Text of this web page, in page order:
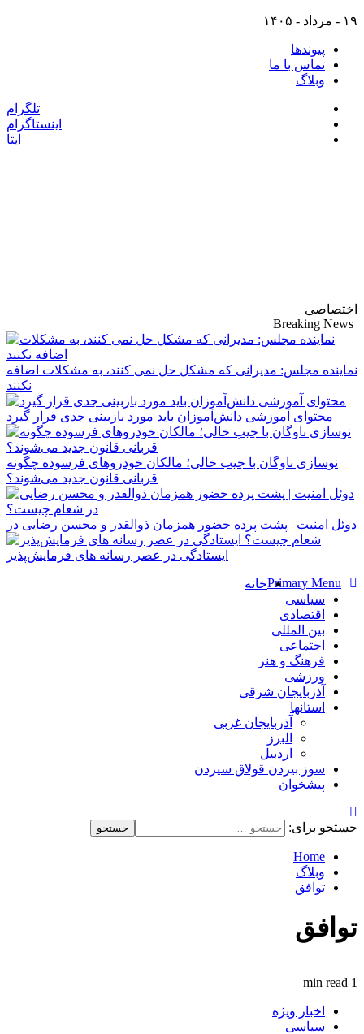
۱۹ - مرداد - ۱۴۰۵
پیوندها
تماس با ما
وبلاگ
تلگرام
اینستاگرام
ایتا
اختصاصی
Breaking News
نماینده مجلس: مدیرانی که مشکل حل نمی کنند، به مشکلات اضافه
نکنند
محتوای آموزشی دانش‌آموزان باید مورد بازبینی جدی قرار گیرد
نوسازی ناوگان با جیب خالی؛ مالکان خودرو‌های فرسوده چگونه
قربانی قانون جدید می‌شوند؟
دوئل امنیت | پشت پرده حضور همزمان ذوالقدر و محسن رضایی در
شعام چیست؟
ایستادگی در عصر رسانه های فرمایش‌پذیر
Primary Menuخانه
سیاسی
اقتصادی
بین المللی
اجتماعی
فرهنگ و هنر
ورزشی
آذربایجان شرقی
استانها
آذربایجان غربی
البرز
اردبیل
سوز بیزدن قولاق سیزدن
پیشخوان
جستجو برای:
Home
وبلاگ
توافق
توافق
1 min read
اخبار ویژه
سیاسی